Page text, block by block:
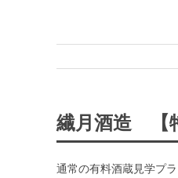
繊月酒造 【
通常の有料酒蔵見学プ